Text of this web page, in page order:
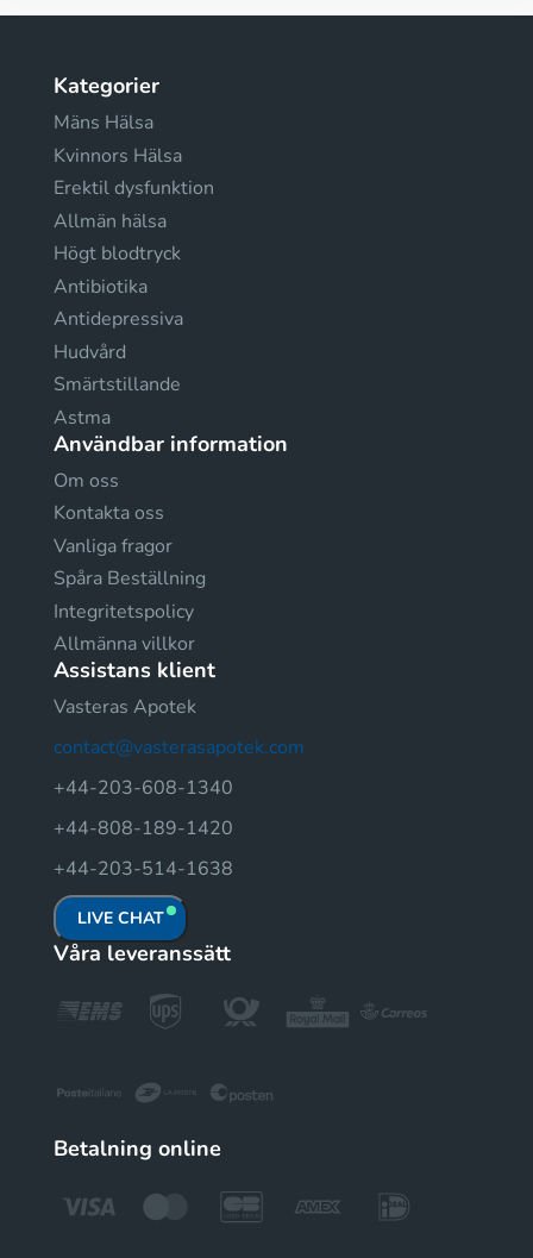
Kategorier
Mäns Hälsa
Kvinnors Hälsa
Erektil dysfunktion
Allmän hälsa
Högt blodtryck
Antibiotika
Antidepressiva
Hudvård
Smärtstillande
Astma
Användbar information
Om oss
Kontakta oss
Vanliga fragor
Spåra Beställning
Integritetspolicy
Allmänna villkor
Assistans klient
Vasteras Apotek
contact@vasterasapotek.com
+44-203-608-1340
+44-808-189-1420
+44-203-514-1638
LIVE CHAT
Våra leveranssätt
Betalning online